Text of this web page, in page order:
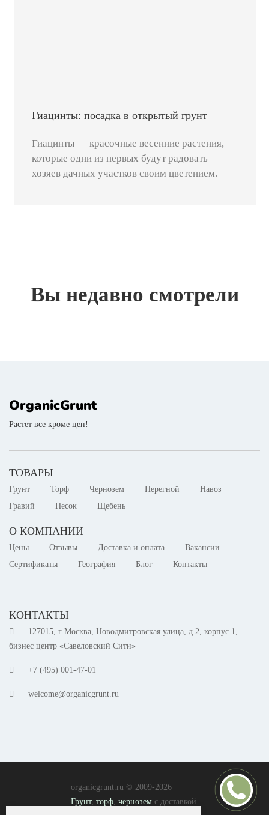
Гиацинты: посадка в открытый грунт
Гиацинты — красочные весенние растения,
которые одни из первых будут радовать
хозяев дачных участков своим цветением.
Вы недавно смотрели
OrganicGrunt
Растет все кроме цен!
ТОВАРЫ
Грунт Торф Чернозем Перегной
Навоз
Гравий
Песок Щебень
О КОМПАНИИ
Цены Отзывы Доставка и оплата
Вакансии
Сертификаты
География Блог Контакты
КОНТАКТЫ
127015, г Москва, Новодмитровская улица, д 2, корпус 1,
бизнес центр «Савеловский Сити»
+7 (495) 001-47-01
welcome@organicgrunt.ru
organicgrunt.ru © 2009-2026
Грунт, торф, черноземс доставкой.